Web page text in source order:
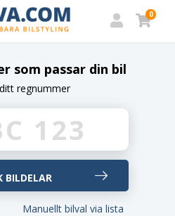
0
som passar din bil
regnummer
Manuellt bilval via lista